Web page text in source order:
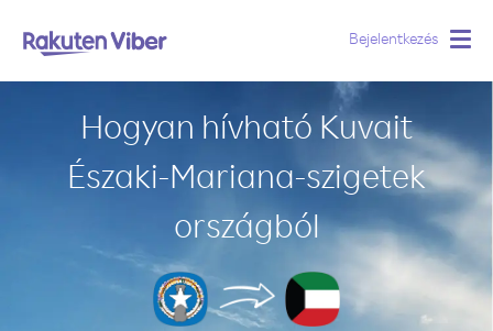
Bejelentkezés
Hogyan hívható Kuvait
Északi-Mariana-szigetek
országból